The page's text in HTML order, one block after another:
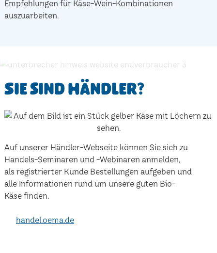
Empfehlungen für Käse-Wein-Kombinationen
auszuarbeiten.
Sie sind Händler?
Auf unserer Händler-Webseite können Sie sich zu
Handels-Seminaren und -Webinaren anmelden,
als registrierter Kunde Bestellungen aufgeben und
alle Informationen rund um unsere guten Bio-
Käse finden.
handel.oema.de